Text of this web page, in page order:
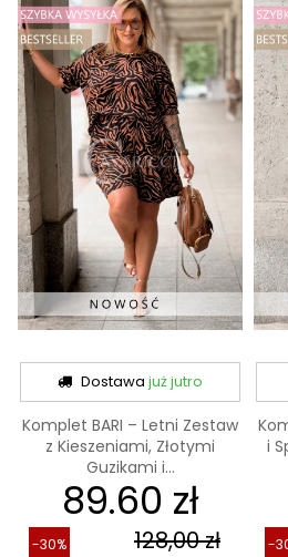
Dostawajuż jutro
Komplet BARI – Letni Zestaw
z Kieszeniami, Złotymi
Guzikami i...
89.60 zł
128,00 zł
-30%
i
-